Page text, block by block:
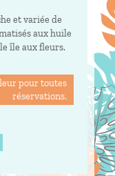
et variée de
aux huile
île aux fleurs.
pour toutes
réservations.